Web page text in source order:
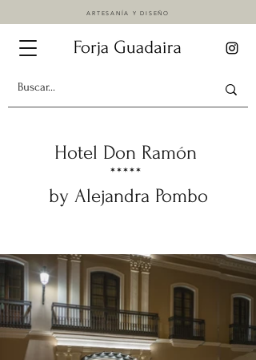
ARTESANÍA Y DISEÑO
Hotel Don Ramón
*****
by Alejandra Pombo